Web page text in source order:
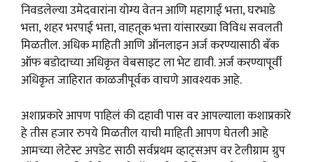
निवडलेल्या उमेदवारांना योग्य वेतन आणि महागाई भत्ता, घरभाडे
भत्ता, शहर भरपाई भत्ता, वाहतूक भत्ता यांसारख्या विविध सवलती
मिळतील. अधिक माहिती आणि ऑनलाइन अर्ज करण्यासाठी बँक
ऑफ बडोदाच्या अधिकृत वेबसाइट ला भेट द्यावी. अर्ज करण्यापूर्वी
अधिकृत जाहिरात काळजीपूर्वक वाचणे आवश्यक आहे.
अशाप्रकारे आपण पाहिलं की दहावी पास वर आपल्याला कशाप्रकारे
हे तीस हजार रुपये मिळतील याची माहिती आपण घेतली आहे
आमच्या लेटेस्ट अपडेट साठी सर्वप्रथम व्हाट्सअप वर टेलीग्राम ग्रुप